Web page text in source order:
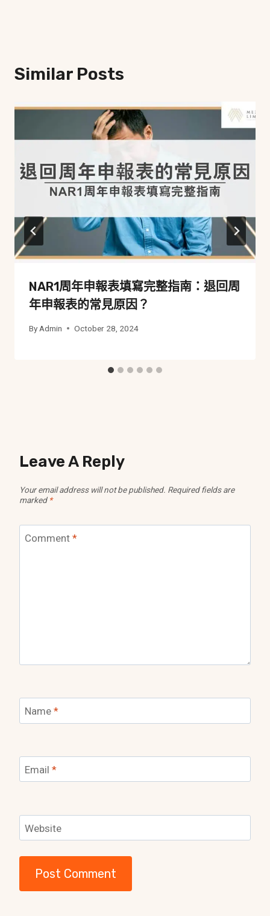
Similar Posts
NAR1周年申報表填寫完整指南：退回周
年申報表的常見原因？
By Admin October 28, 2024
Leave A Reply
Your email address will not be published. Required fields are
marked *
Comment *
Name *
Email *
Website